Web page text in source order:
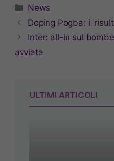
Categorie
News
Doping Pogba: il
Inter: all-in sul
avviata
ULTIMI ARTICOLI